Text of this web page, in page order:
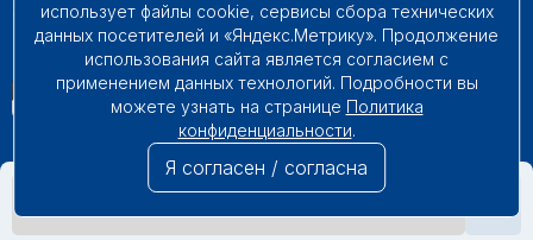
© 2009 – 2026. Все права защищены.
использует файлы cookie, сервисы сбора технических
данных посетителей и «Яндекс.Метрику». Продолжение
использования сайта является согласием с
применением данных технологий. Подробности вы
можете узнать на странице Политика
конфиденциальности.
Я согласен / согласна